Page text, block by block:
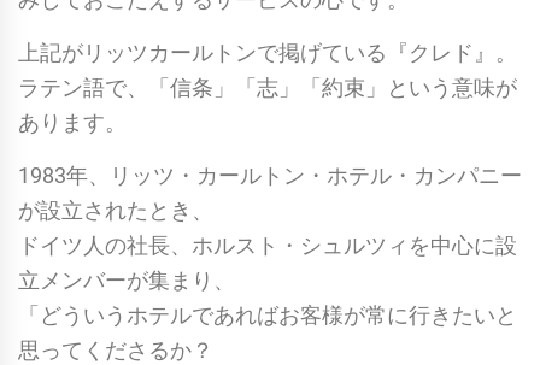
上記がリッツカールトンで掲げている『クレド』。
ラテン語で、「信条」「志」「約束」という意味が
あります。
1983年、リッツ・カールトン・ホテル・カンパニー
が設立されたとき、
ドイツ人の社長、ホルスト・シュルツィを中心に設
立メンバーが集まり、
「どういうホテルであればお客様が常に行きたいと
思ってくださるか？